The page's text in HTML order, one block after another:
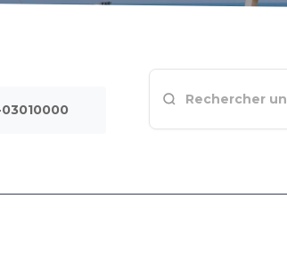
03010000